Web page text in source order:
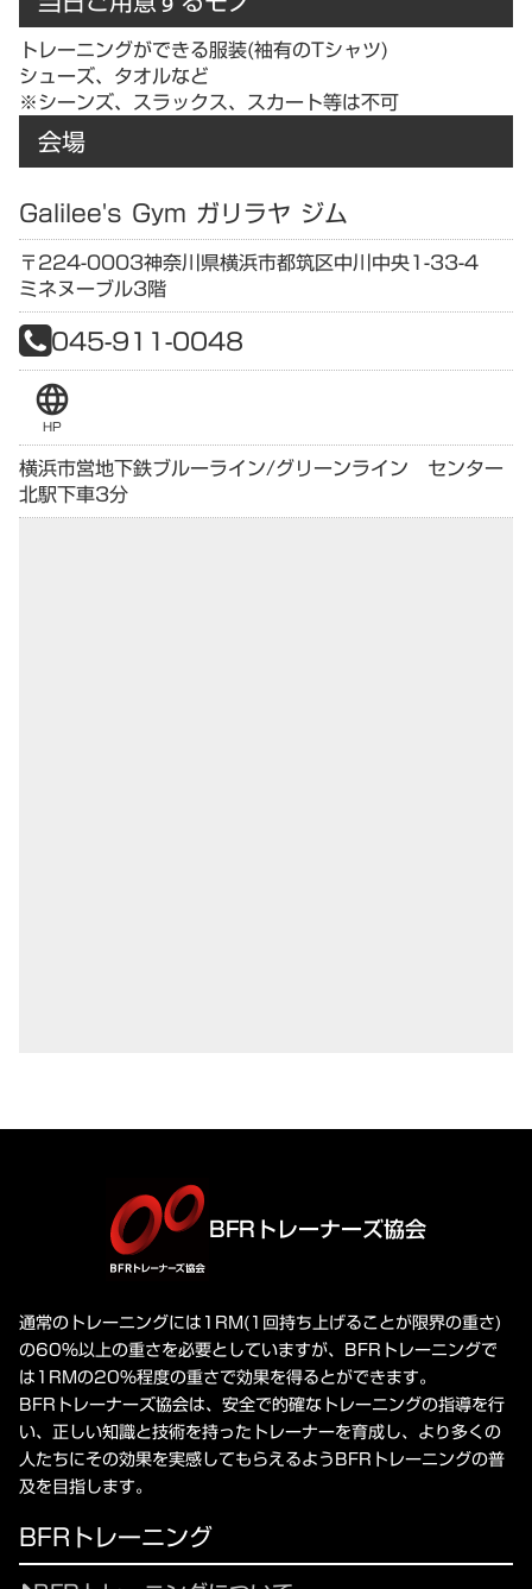
トレーニングができる服装(袖有のTシャツ)
シューズ、タオルなど
※シーンズ、スラックス、スカート等は不可
会場
Galilee's Gym ガリラヤ ジム
〒224-0003神奈川県横浜市都筑区中川中央1-33-4
ミネヌーブル3階
045-911-0048
language
HP
横浜市営地下鉄ブルーライン/グリーンライン センター
北駅下車3分
BFRトレーナーズ協会
通常のトレーニングには1RM(1回持ち上げることが限界の重さ)
の60%以上の重さを必要としていますが、BFRトレーニングで
は1RMの20%程度の重さで効果を得るとができます。
BFRトレーナーズ協会は、安全で的確なトレーニングの指導を行
い、正しい知識と技術を持ったトレーナーを育成し、より多くの
人たちにその効果を実感してもらえるようBFRトレーニングの普
及を目指します。
BFRトレーニング